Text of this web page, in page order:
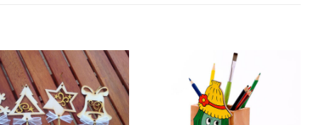
Přidat k
oblíbeným
Přidat k
oblíbeným